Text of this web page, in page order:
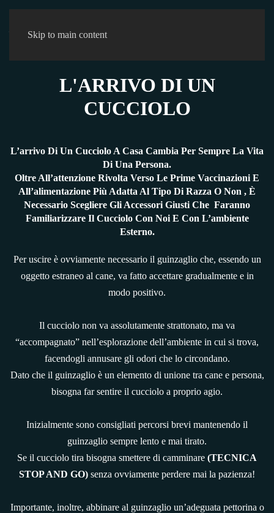
Skip to main content
L'ARRIVO DI UN
CUCCIOLO
L’arrivo Di Un Cucciolo A Casa Cambia Per Sempre La Vita
Di Una Persona.
Oltre All’attenzione Rivolta Verso Le Prime Vaccinazioni E
All’alimentazione Più Adatta Al Tipo Di Razza O Non , È
Necessario Scegliere Gli Accessori Giusti Che Faranno
Familiarizzare Il Cucciolo Con Noi E Con L’ambiente
Esterno.
Per uscire è ovviamente necessario il guinzaglio che, essendo un
oggetto estraneo al cane, va fatto accettare gradualmente e in
modo positivo.
Il cucciolo non va assolutamente strattonato, ma va
“accompagnato” nell’esplorazione dell’ambiente in cui si trova,
facendogli annusare gli odori che lo circondano.
Dato che il guinzaglio è un elemento di unione tra cane e persona,
bisogna far sentire il cucciolo a proprio agio.
Inizialmente sono consigliati percorsi brevi mantenendo il
guinzaglio sempre lento e mai tirato.
Se il cucciolo tira bisogna smettere di camminare (TECNICA
STOP AND GO) senza ovviamente perdere mai la pazienza!
Importante, inoltre, abbinare al guinzaglio un’adeguata pettorina o